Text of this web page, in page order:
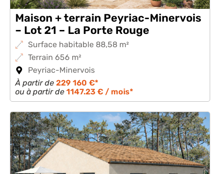
Maison + terrain Peyriac-Minervois
– Lot 21 – La Porte Rouge
Surface habitable 88,58 m²
Terrain 656 m²
Peyriac-Minervois
À partir de 229 160 €*
ou à partir de 1147.23 € / mois*